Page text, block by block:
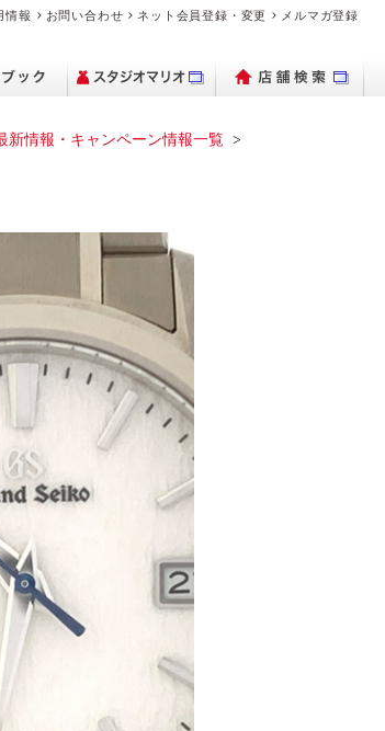
情報 お問い合わせ ネット会員登録・変更 メルマガ登録
カメラ
買いたい
加
ム
カバー
ッ
マイブック
新情報・キャンペーン情報一覧